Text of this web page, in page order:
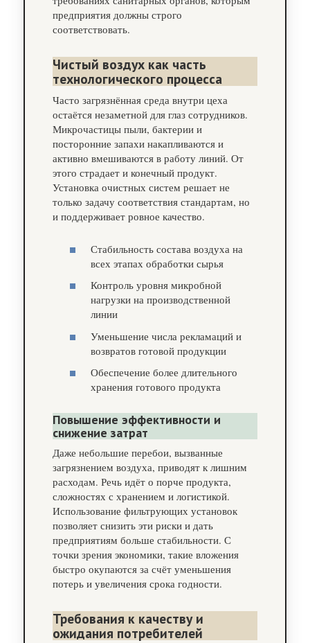
предприятия должны строго
соответствовать.
Чистый воздух как часть
технологического процесса
Часто загрязнённая среда внутри цеха
остаётся незаметной для глаз сотрудников.
Микрочастицы пыли, бактерии и
посторонние запахи накапливаются и
активно вмешиваются в работу линий. От
этого страдает и конечный продукт.
Установка очистных систем решает не
только задачу соответствия стандартам, но
и поддерживает ровное качество.
Стабильность состава воздуха на
всех этапах обработки сырья
Контроль уровня микробной
нагрузки на производственной
линии
Уменьшение числа рекламаций и
возвратов готовой продукции
Обеспечение более длительного
хранения готового продукта
Повышение эффективности и
снижение затрат
Даже небольшие перебои, вызванные
загрязнением воздуха, приводят к лишним
расходам. Речь идёт о порче продукта,
сложностях с хранением и логистикой.
Использование фильтрующих установок
позволяет снизить эти риски и дать
предприятиям больше стабильности. С
точки зрения экономики, такие вложения
быстро окупаются за счёт уменьшения
потерь и увеличения срока годности.
Требования к качеству и
ожидания потребителей